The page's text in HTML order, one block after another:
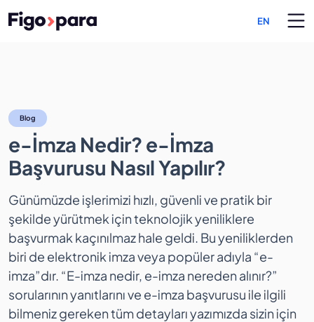
EN
Blog
e-İmza Nedir? e-İmza
Başvurusu Nasıl Yapılır?
Günümüzde işlerimizi hızlı, güvenli ve pratik bir
şekilde yürütmek için teknolojik yeniliklere
başvurmak kaçınılmaz hale geldi. Bu yeniliklerden
biri de elektronik imza veya popüler adıyla “e-
imza”dır. “E-imza nedir, e-imza nereden alınır?”
sorularının yanıtlarını ve e-imza başvurusu ile ilgili
bilmeniz gereken tüm detayları yazımızda sizin için